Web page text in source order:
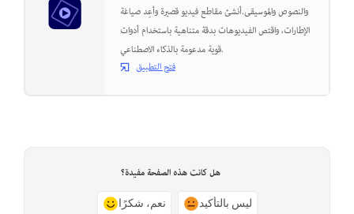
والنصوص والموسيقى.أنشئ مقاطع فيديو قصيرة وأعِد صياغة
الإطارات، واقتص الفيديوهات بدقة متناهية باستخدام أدوات
قوية مدعومة بالذكاء الاصطناعي.
فتح التطبيق
هل كانت هذه الصفحة مفيدة؟
نعم، شكرًا ليس بالتأكيد